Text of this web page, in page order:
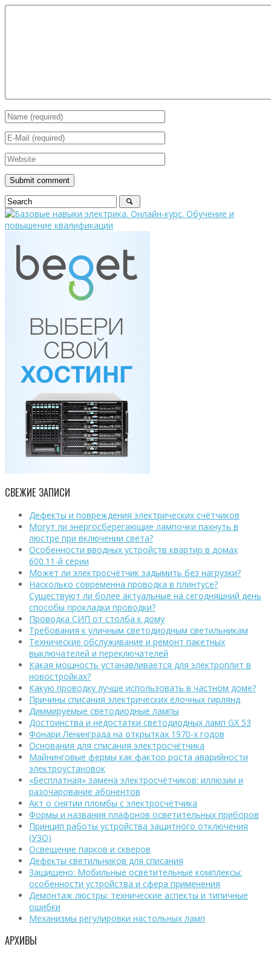
СВЕЖИЕ ЗАПИСИ
Дефекты и повреждения электрических счётчиков
Могут ли энергосберегающие лампочки пахнуть в
люстре при включении света?
Особенности вводных устройств квартир в домах
600.11-й серии
Может ли электросчётчик задымить без нагрузки?
Насколько современна проводка в плинтусе?
Существуют ли более актуальные на сегодняшний день
способы прокладки проводки?
Проводка СИП от столба к дому
Требования к уличным светодиодным светильникам
Технические обслуживание и ремонт пакетных
выключателей и переключателей
Какая мощность устанавливается для электроплит в
новостройках?
Какую проводку лучше использовать в частном доме?
Причины списания электрических ёлочных гирлянд
Диммируемые светодиодные лампы
Достоинства и недостатки светодиодных ламп GX 53
Фонари Ленинграда на открытках 1970-х годов
Основания для списания электросчётчика
Майнинговые фермы как фактор роста аварийности
электроустановок
«Бесплатная» замена электросчётчиков: иллюзии и
разочарование абонентов
Акт о снятии пломбы с электросчётчика
Формы и названия плафонов осветительных приборов
Принцип работы устройства защитного отключения
(УЗО)
Освещение парков и скверов
Дефекты светильников для списания
Защищено: Мобильные осветительные комплексы:
особенности устройства и сфера применения
Демонтаж люстры: технические аспекты и типичные
ошибки
Механизмы регулировки настольных ламп
АРХИВЫ